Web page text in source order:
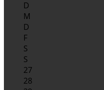
D
M
D
F
S
S
27
28